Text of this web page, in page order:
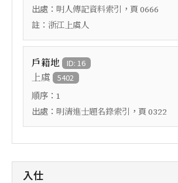
出處： 明人傳記資料索引 ，頁 0666
註： 浙江上虞人
戶籍地 ID: 16
上虞 5402
順序： 1
出處： 明清進士題名錄索引 ，頁 0322
入仕